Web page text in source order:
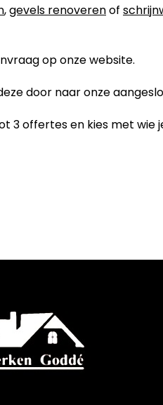
,gevels renoverenof
op onze website.
door naar onze
3 offertes en kies met wie